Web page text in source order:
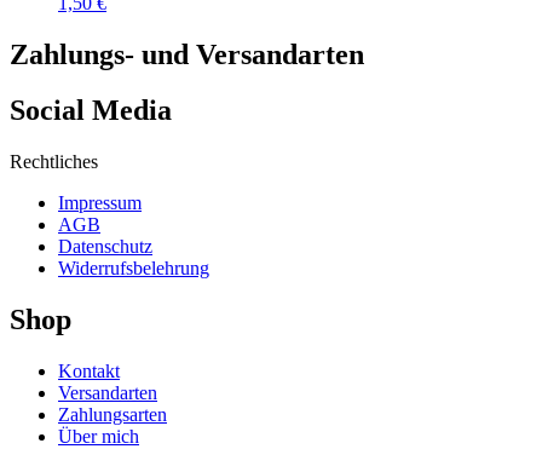
Zahlungs- und Versandarten
Social Media
Rechtliches
Impressum
AGB
Datenschutz
Widerrufsbelehrung
Shop
Kontakt
Versandarten
Zahlungsarten
Über mich